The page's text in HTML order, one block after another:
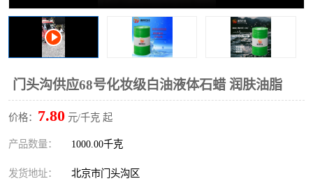
门头沟供应68号化妆级白油液体石蜡 润肤油脂
价格： 7.80 元/千克 起
产品数量： 1000.00千克
发货地址： 北京市门头沟区